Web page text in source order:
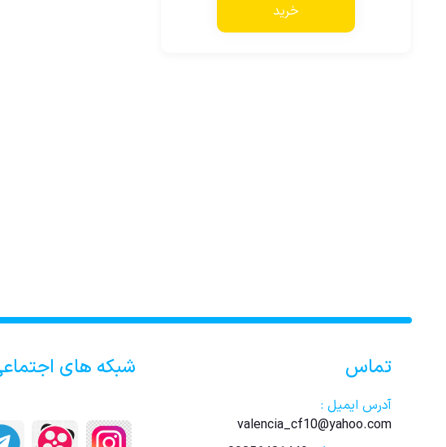
خرید
تماس
آدرس ایمیل :
valencia_cf10@yahoo.com
شبکه های